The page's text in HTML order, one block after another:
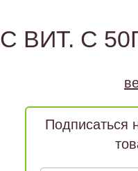
ВИТ. С
Подписаться